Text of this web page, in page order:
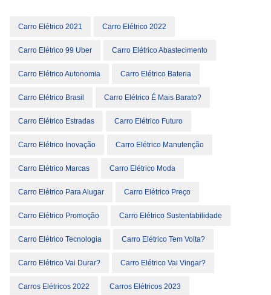
Carro Elétrico 2021 Carro Elétrico 2022
Carro Elétrico 99 Uber Carro Elétrico Abastecimento
Carro Elétrico Autonomia Carro Elétrico Bateria
Carro Elétrico Brasil Carro Elétrico É Mais Barato?
Carro Elétrico Estradas Carro Elétrico Futuro
Carro Elétrico Inovação Carro Elétrico Manutenção
Carro Elétrico Marcas Carro Elétrico Moda
Carro Elétrico Para Alugar Carro Elétrico Preço
Carro Elétrico Promoção Carro Elétrico Sustentabilidade
Carro Elétrico Tecnologia Carro Elétrico Tem Volta?
Carro Elétrico Vai Durar? Carro Elétrico Vai Vingar?
Carros Elétricos 2022 Carros Elétricos 2023